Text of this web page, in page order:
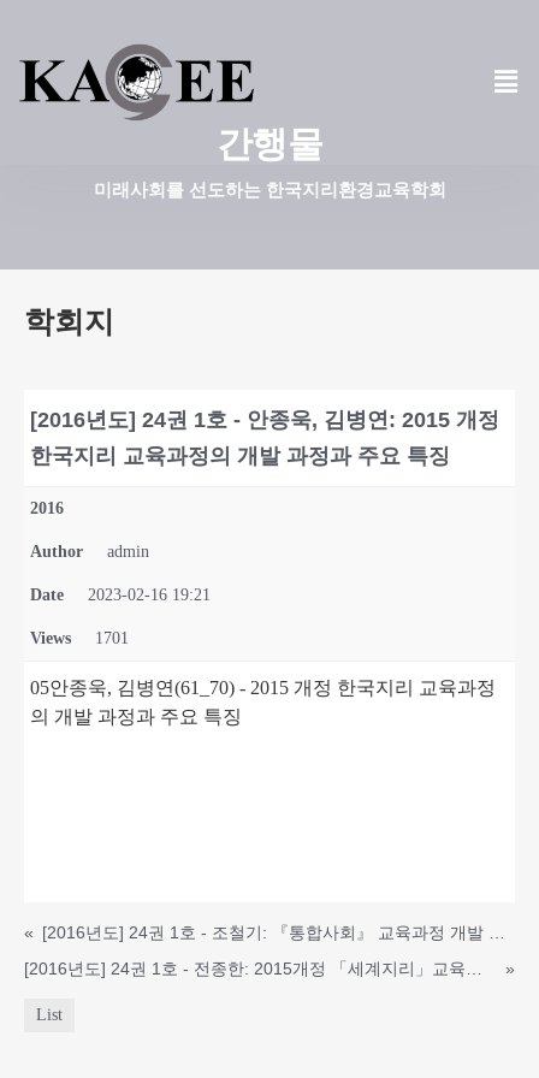
콘
텐
기
간행물
미래사회를 선도하는 한국지리환경교육학회
학회지
[2016년도] 24권 1호 - 안종욱, 김병연: 2015 개정
한국지리 교육과정의 개발 과정과 주요 특징
2016
Author admin
Date 2023-02-16 19:21
Views 1701
05안종욱, 김병연(61_70) - 2015 개정 한국지리 교육과정
의 개발 과정과 주요 특징
«
»
List